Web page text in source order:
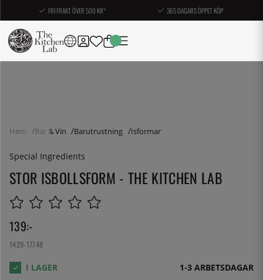
FRI FRAKT ÖVER 500 KR* 365 DAGARS ÖPPET KÖP
Hem Bar & Vin Barutrustning Isformar
Special Ingredients
STOR ISBOLLSFORM - THE KITCHEN LAB
139:-
1429-17748
1-3 ARBETSDAGAR